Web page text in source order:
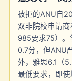
被拒的ANU自
双非院校申请
985要求75）
0.7分，但ANU
外，雅思6.1（
最低要求，即